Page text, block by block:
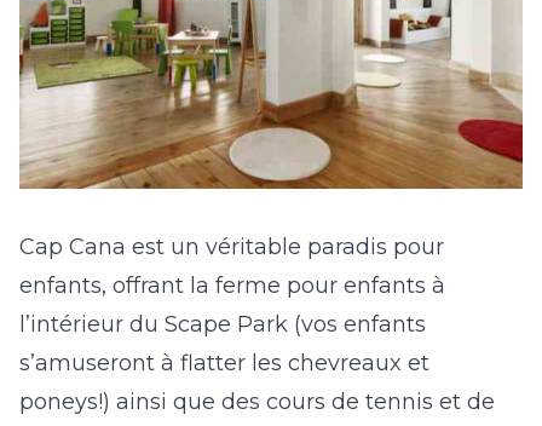
Cap Cana est un véritable paradis pour
enfants, offrant la ferme pour enfants à
l’intérieur du Scape Park (vos enfants
s’amuseront à flatter les chevreaux et
poneys!) ainsi que des cours de tennis et de